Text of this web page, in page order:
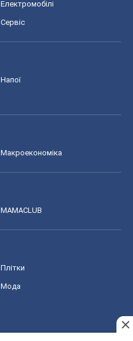
Електромобілі
Сервіс
Напої
Макроекономіка
MAMACLUB
Плітки
Мода